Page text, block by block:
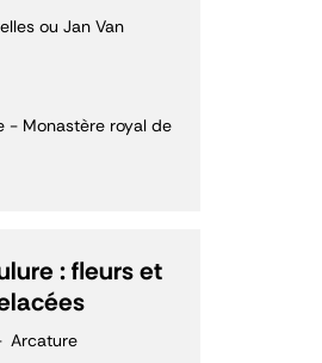
ou Jan Van
- Monastère royal de
: fleurs et
Arcature